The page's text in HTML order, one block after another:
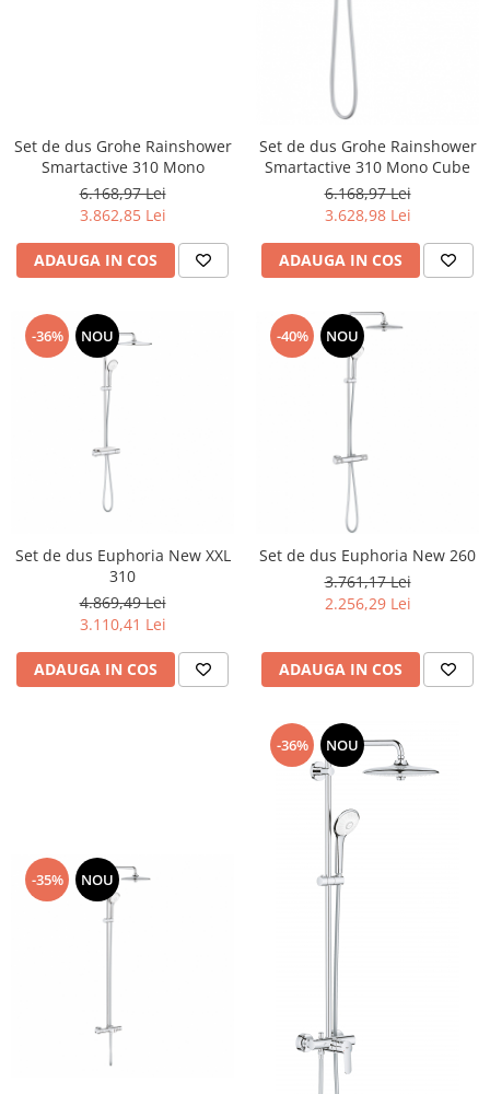
Set de dus Grohe Rainshower
Smartactive 310 Mono
6.168,97 Lei
3.862,85 Lei
ADAUGA IN COS
Set de dus Grohe Rainshower
Smartactive 310 Mono Cube
6.168,97 Lei
3.628,98 Lei
ADAUGA IN COS
-36% NOU
Set de dus Euphoria New XXL
310
4.869,49 Lei
3.110,41 Lei
ADAUGA IN COS
-40% NOU
Set de dus Euphoria New 260
3.761,17 Lei
2.256,29 Lei
ADAUGA IN COS
-35% NOU
-36% NOU